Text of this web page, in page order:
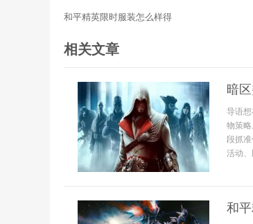
和平精英限时服装怎么样得
相关文章
暗
导语
物策
段抓
活动
和